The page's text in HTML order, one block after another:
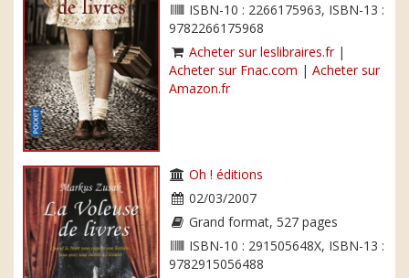
ISBN-10 : 2266175963, ISBN-13 :
9782266175968
Acheter sur leslibraires.fr|
Acheter sur Fnac.com | Acheter sur
Amazon.fr
Oh ! éditions
02/03/2007
Grand format, 527 pages
ISBN-10 : 291505648X, ISBN-13 :
9782915056488